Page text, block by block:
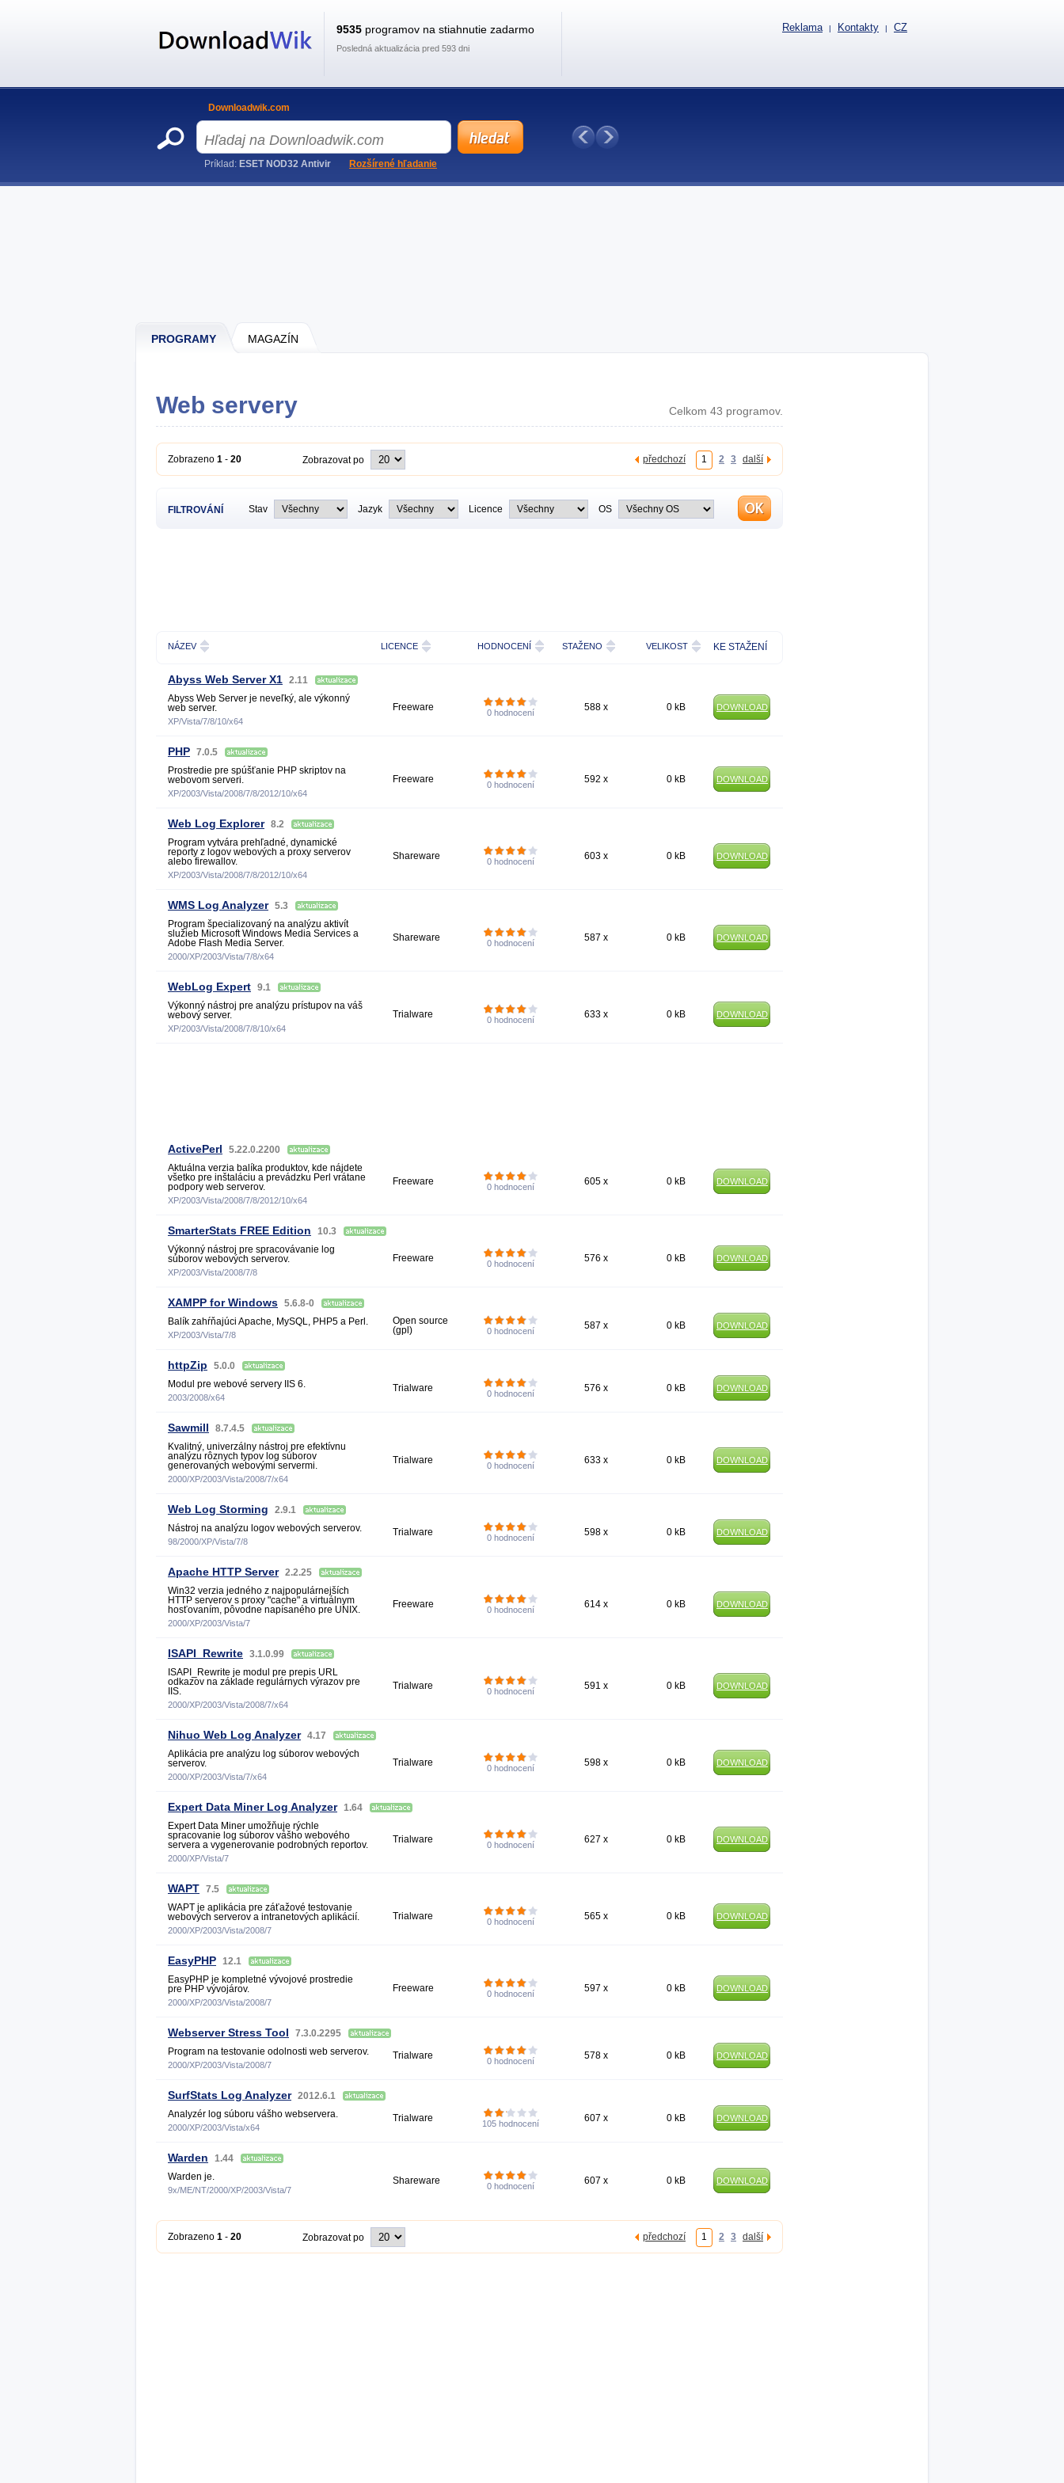
PROGRAMY MAGAZÍN
Web servery Celkom 43 programov.
Zobrazeno 1 - 20 Zobrazovat po předchozí 1 2 3 další
FILTROVÁNÍ Stav Jazyk Licence OS
NÁZEV LICENCE HODNOCENÍ STAŽENO VELIKOST KE STAŽENÍ
Abyss Web Server X1 2.11
Abyss Web Server je neveľký, ale výkonný
web server.
XP/Vista/7/8/10/x64
Freeware 0 hodnocení 588 x 0 kB DOWNLOAD
PHP 7.0.5
Prostredie pre spúšťanie PHP skriptov na
webovom serveri.
XP/2003/Vista/2008/7/8/2012/10/x64
Freeware 0 hodnocení 592 x 0 kB DOWNLOAD
Web Log Explorer 8.2
Program vytvára prehľadné, dynamické
reporty z logov webových a proxy serverov
alebo firewallov.
XP/2003/Vista/2008/7/8/2012/10/x64
Shareware 0 hodnocení 603 x 0 kB DOWNLOAD
WMS Log Analyzer 5.3
Program špecializovaný na analýzu aktivít
služieb Microsoft Windows Media Services a
Adobe Flash Media Server.
2000/XP/2003/Vista/7/8/x64
Shareware 0 hodnocení 587 x 0 kB DOWNLOAD
WebLog Expert 9.1
Výkonný nástroj pre analýzu prístupov na váš
webový server.
XP/2003/Vista/2008/7/8/10/x64
Trialware 0 hodnocení 633 x 0 kB DOWNLOAD
ActivePerl
5.22.0.2200
Aktuálna verzia balíka produktov, kde nájdete
všetko pre inštaláciu a prevádzku Perl vrátane
podpory web serverov.
XP/2003/Vista/2008/7/8/2012/10/x64
Freeware 0 hodnocení 605 x 0 kB DOWNLOAD
SmarterStats FREE Edition
10.3
Výkonný nástroj pre spracovávanie log
súborov webových serverov.
XP/2003/Vista/2008/7/8
Freeware 0 hodnocení 576 x 0 kB DOWNLOAD
XAMPP for Windows 5.6.8-0
Balík zahŕňajúci Apache, MySQL, PHP5 a Perl.
XP/2003/Vista/7/8
Open source
(gpl)
0 hodnocení 587 x 0 kB DOWNLOAD
httpZip
5.0.0
Modul pre webové servery IIS 6.
2003/2008/x64
Trialware 0 hodnocení 576 x 0 kB DOWNLOAD
Sawmill
8.7.4.5
Kvalitný, univerzálny nástroj pre efektívnu
analýzu rôznych typov log súborov
generovaných webovými servermi.
2000/XP/2003/Vista/2008/7/x64
Trialware 0 hodnocení 633 x 0 kB DOWNLOAD
Web Log Storming
2.9.1
Nástroj na analýzu logov webových serverov.
98/2000/XP/Vista/7/8
Trialware 0 hodnocení 598 x 0 kB DOWNLOAD
Apache HTTP Server 2.2.25
Win32 verzia jedného z najpopulárnejších
HTTP serverov s proxy "cache" a virtuálnym
hosťovaním, pôvodne napísaného pre UNIX.
2000/XP/2003/Vista/7
Freeware 0 hodnocení 614 x 0 kB DOWNLOAD
ISAPI_Rewrite 3.1.0.99
ISAPI_Rewrite je modul pre prepis URL
odkazov na základe regulárnych výrazov pre
IIS.
2000/XP/2003/Vista/2008/7/x64
Trialware 0 hodnocení 591 x 0 kB DOWNLOAD
Nihuo Web Log Analyzer 4.17
Aplikácia pre analýzu log súborov webových
serverov.
2000/XP/2003/Vista/7/x64
Trialware 0 hodnocení 598 x 0 kB DOWNLOAD
Expert Data Miner Log Analyzer 1.64
Expert Data Miner umožňuje rýchle
spracovanie log súborov vášho webového
servera a vygenerovanie podrobných reportov.
2000/XP/Vista/7
Trialware 0 hodnocení 627 x 0 kB DOWNLOAD
WAPT 7.5
WAPT je aplikácia pre záťažové testovanie
webových serverov a intranetových aplikácií.
2000/XP/2003/Vista/2008/7
Trialware 0 hodnocení 565 x 0 kB DOWNLOAD
EasyPHP 12.1
EasyPHP je kompletné vývojové prostredie
pre PHP vývojárov.
2000/XP/2003/Vista/2008/7
Freeware 0 hodnocení 597 x 0 kB DOWNLOAD
Webserver Stress Tool
7.3.0.2295
Program na testovanie odolnosti web serverov.
2000/XP/2003/Vista/2008/7
Trialware 0 hodnocení 578 x 0 kB DOWNLOAD
SurfStats Log Analyzer 2012.6.1
Analyzér log súboru vášho webservera.
2000/XP/2003/Vista/x64
Trialware 105 hodnocení 607 x 0 kB DOWNLOAD
Warden
1.44
Warden je.
9x/ME/NT/2000/XP/2003/Vista/7
Shareware 0 hodnocení 607 x 0 kB DOWNLOAD
Zobrazeno 1 - 20 Zobrazovat po předchozí 1 2 3 další
9535 programov na stiahnutie zadarmo
Posledná aktualizácia pred 593 dni
Reklama | Kontakty | CZ
Downloadwik.com
Príklad: ESET NOD32 Antivir Rozšírené hľadanie